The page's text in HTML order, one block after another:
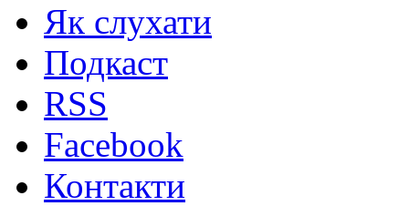
Як слухати
Подкаст
RSS
Facebook
Контакти